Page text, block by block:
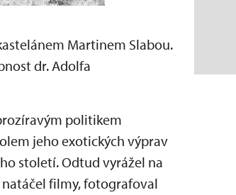
Martinem Slabou.
dr. Adolfa
politikem
jeho exotických výprav
století. Odtud vyrážel na
filmy, fotografoval